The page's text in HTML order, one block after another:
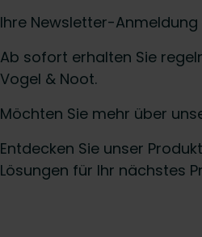
Ihre Newsletter-
Ab sofort erhalten Sie
Vogel & Noot.
Möchten Sie mehr über
Entdecken Sie unser
Lösungen für Ihr nächstes